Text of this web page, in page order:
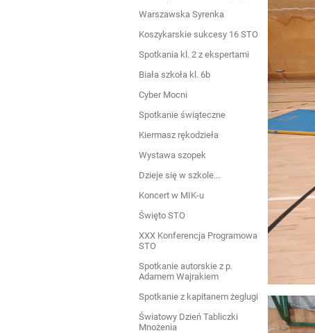
Warszawska Syrenka
Koszykarskie sukcesy 16 STO
Spotkania kl. 2 z ekspertami
Biała szkoła kl. 6b
Cyber Mocni
Spotkanie świąteczne
Kiermasz rękodzieła
Wystawa szopek
Dzieje się w szkole...
Koncert w MIK-u
Święto STO
XXX Konferencja Programowa
STO
Spotkanie autorskie z p.
Adamem Wajrakiem
Spotkanie z kapitanem żeglugi
Światowy Dzień Tabliczki
Mnożenia